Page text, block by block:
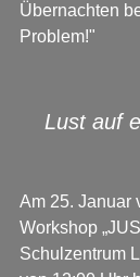
Übernachten
Problem!"
Lust auf
Am 25. Januar
Workshop
Schulzentrum